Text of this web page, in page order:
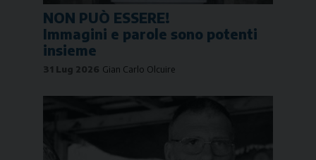
NON PUÒ ESSERE!
Immagini e parole sono potenti
insieme
31 Lug 2026 Gian Carlo Olcuire